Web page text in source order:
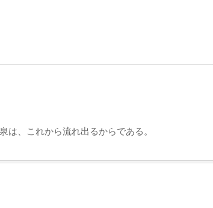
は、これから流れ出るからである。